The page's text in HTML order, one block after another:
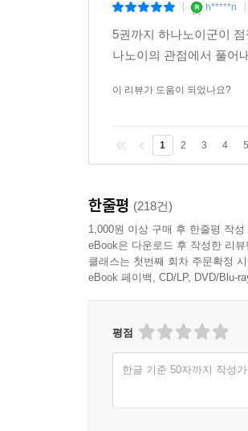
h*****n
5권까지 하나노이군이
나노이의 관점에서 풀어
이 리뷰가 도움이 되었나요?
1 2 3 4 5
한줄평 (218건)
1,000원 이상 구매 후 한줄평 작성
eBook은 다운로드 후 작성한 리
클래스는 첫번째 회차 주문확정
eBook 페이백, CD/LP, DVD/Blu-
평점
한글 기준 50자까지 작성